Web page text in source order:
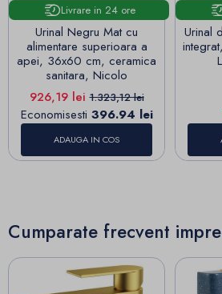
Livrare in 24 ore
Urinal Negru Mat cu
alimentare superioara a
apei, 36x60 cm, ceramica
sanitara, Nicolo
Pret
926,19 leiPret de baza
1.323,12 lei
Economisesti 396.94 lei
ADAUGA IN COS
Urinal
Cumparate frecvent